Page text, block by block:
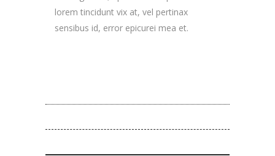
lorem tincidunt vix at, vel pertinax
sensibus id, error epicurei mea et.